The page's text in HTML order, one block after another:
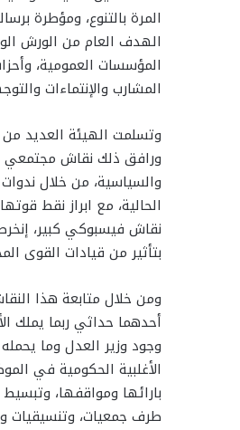
المرة بالتنوع، ومؤطرة
الهدف العام من الورش
المؤسسات العمومية،
المشارب والإنتماءات
وتسلمت الهيئة العديد
ورافق ذلك نقاش مجتمعي
والسياسية، من خلال
الحالية، مع ابراز نقط
نقاش فيسبوكي كبير،
بتأثير من قيادات القوى
ومن خلال متابعة هذا
أحدهما حداثي ربما يملك
وجود وزير العدل وما
الأغلبية الحكومية في
بارائها ومواقفها،
طرف جمعيات، وتنسيقيات